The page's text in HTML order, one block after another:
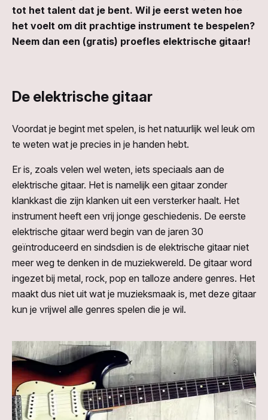
tot het talent dat je bent. Wil je eerst weten hoe
het voelt om dit prachtige instrument te bespelen?
Neem dan een (gratis) proefles elektrische gitaar!
De elektrische gitaar
Voordat je begint met spelen, is het natuurlijk wel leuk om
te weten wat je precies in je handen hebt.
Er is, zoals velen wel weten, iets speciaals aan de
elektrische gitaar. Het is namelijk een gitaar zonder
klankkast die zijn klanken uit een versterker haalt. Het
instrument heeft een vrij jonge geschiedenis. De eerste
elektrische gitaar werd begin van de jaren 30
geïntroduceerd en sindsdien is de elektrische gitaar niet
meer weg te denken in de muziekwereld. De gitaar word
ingezet bij metal, rock, pop en talloze andere genres. Het
maakt dus niet uit wat je muzieksmaak is, met deze gitaar
kun je vrijwel alle genres spelen die je wil.